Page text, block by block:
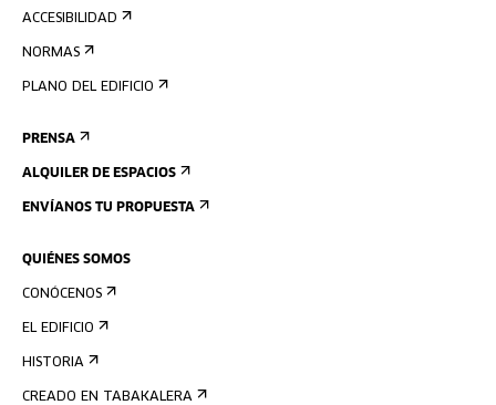
ACCESIBILIDAD
NORMAS
PLANO DEL EDIFICIO
PRENSA
ALQUILER DE ESPACIOS
ENVÍANOS TU PROPUESTA
QUIÉNES SOMOS
CONÓCENOS
EL EDIFICIO
HISTORIA
CREADO EN TABAKALERA